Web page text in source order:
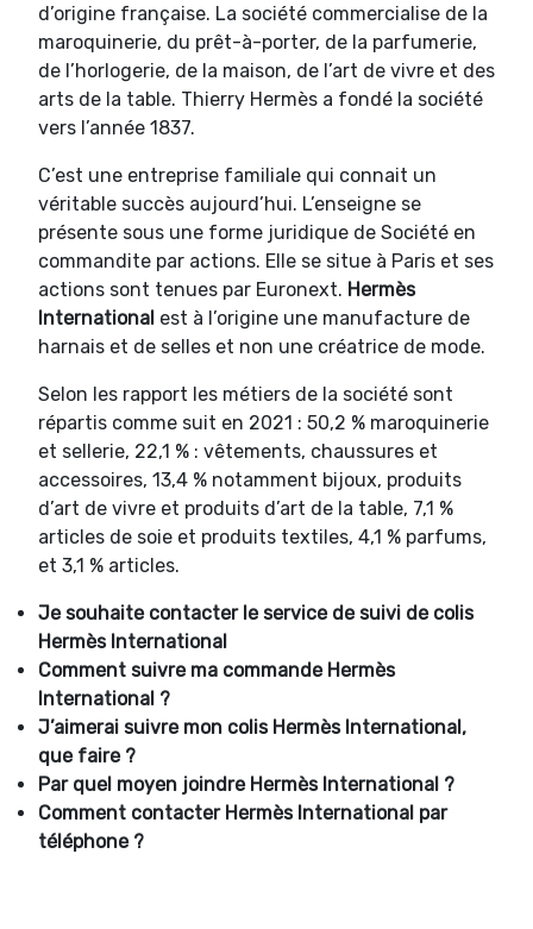
d’origine française. La société commercialise de la
maroquinerie, du prêt-à-porter, de la parfumerie,
de l’horlogerie, de la maison, de l’art de vivre et des
arts de la table. Thierry Hermès a fondé la société
vers l’année 1837.
C’est une entreprise familiale qui connait un
véritable succès aujourd’hui. L’enseigne se
présente sous une forme juridique de Société en
commandite par actions. Elle se situe à Paris et ses
actions sont tenues par Euronext. Hermès
International est à l’origine une manufacture de
harnais et de selles et non une créatrice de mode.
Selon les rapport les métiers de la société sont
répartis comme suit en 2021 : 50,2 % maroquinerie
et sellerie, 22,1 % : vêtements, chaussures et
accessoires, 13,4 % notamment bijoux, produits
d’art de vivre et produits d’art de la table, 7,1 %
articles de soie et produits textiles, 4,1 % parfums,
et 3,1 % articles.
Je souhaite contacter le service de suivi de colis
Hermès International
Comment suivre ma commande Hermès
International ?
J’aimerai suivre mon colis Hermès International,
que faire ?
Par quel moyen joindre Hermès International ?
Comment contacter Hermès International par
téléphone ?